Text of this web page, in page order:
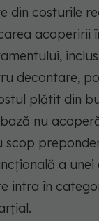
din costurile
acoperirii
decontare,
plătit din
nu
scop
a
intra în